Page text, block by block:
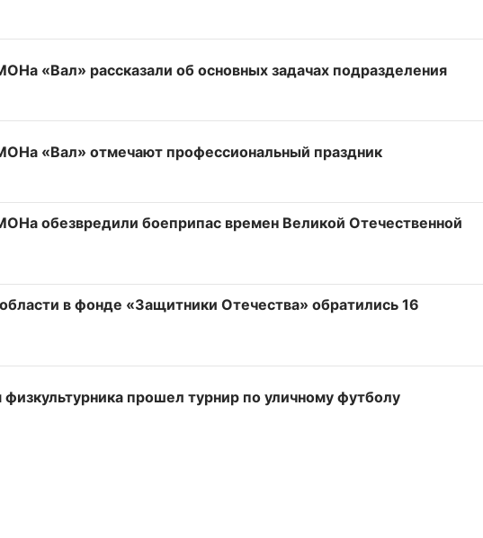
«Вал» рассказали об основных задачах подразделения
«Вал» отмечают профессиональный праздник
обезвредили боеприпас времен Великой Отечественной
в фонде «Защитники Отечества» обратились 16
прошел турнир по уличному футболу